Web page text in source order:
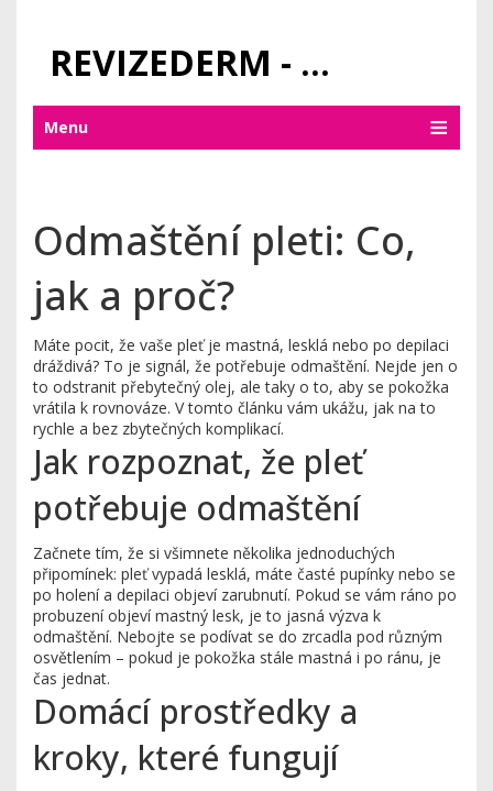
REVIZEDERM - PÉČE O KŮŽI A KOSMETIKA
Menu
Odmaštění pleti: Co,
jak a proč?
Máte pocit, že vaše pleť je mastná, lesklá nebo po depilaci
dráždivá? To je signál, že potřebuje odmaštění. Nejde jen o
to odstranit přebytečný olej, ale taky o to, aby se pokožka
vrátila k rovnováze. V tomto článku vám ukážu, jak na to
rychle a bez zbytečných komplikací.
Jak rozpoznat, že pleť
potřebuje odmaštění
Začnete tím, že si všimnete několika jednoduchých
připomínek: pleť vypadá lesklá, máte časté pupínky nebo se
po holení a depilaci objeví zarubnutí. Pokud se vám ráno po
probuzení objeví mastný lesk, je to jasná výzva k
odmaštění. Nebojte se podívat se do zrcadla pod různým
osvětlením – pokud je pokožka stále mastná i po ránu, je
čas jednat.
Domácí prostředky a
kroky, které fungují